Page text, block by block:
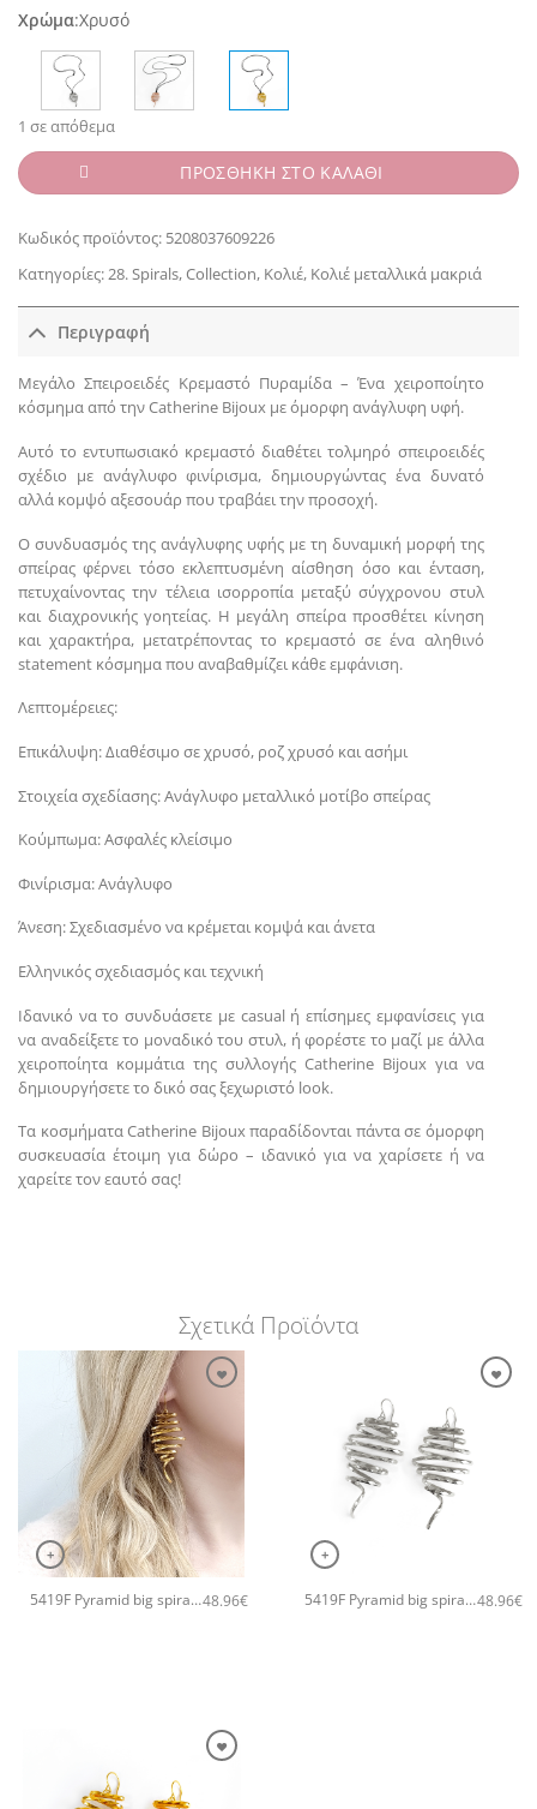
Χρώμα:Χρυσό
1 σε απόθεμα
ΠΡΟΣΘΗΚΗ ΣΤΟ ΚΑΛΑΘΙ
Κωδικός προϊόντος: 5208037609226
Κατηγορίες: 28. Spirals,Collection, Κολιέ, Κολιέ μεταλλικά μακριά
Περιγραφή
Μεγάλο Σπειροειδές Κρεμαστό Πυραμίδα – Ένα χειροποίητο
κόσμημα από την Catherine Bijoux με όμορφη ανάγλυφη υφή.
Αυτό το εντυπωσιακό κρεμαστό διαθέτει τολμηρό σπειροειδές
σχέδιο με ανάγλυφο φινίρισμα, δημιουργώντας ένα δυνατό
αλλά κομψό αξεσουάρ που τραβάει την προσοχή.
Ο συνδυασμός της ανάγλυφης υφής με τη δυναμική μορφή της
σπείρας φέρνει τόσο εκλεπτυσμένη αίσθηση όσο και ένταση,
πετυχαίνοντας την τέλεια ισορροπία μεταξύ σύγχρονου στυλ
και διαχρονικής γοητείας. Η μεγάλη σπείρα προσθέτει κίνηση
και χαρακτήρα, μετατρέποντας το κρεμαστό σε ένα αληθινό
statement κόσμημα που αναβαθμίζει κάθε εμφάνιση.
Λεπτομέρειες:
Επικάλυψη: Διαθέσιμο σε χρυσό, ροζ χρυσό και ασήμι
Στοιχεία σχεδίασης: Ανάγλυφο μεταλλικό μοτίβο σπείρας
Κούμπωμα: Ασφαλές κλείσιμο
Φινίρισμα: Ανάγλυφο
Άνεση: Σχεδιασμένο να κρέμεται κομψά και άνετα
Ελληνικός σχεδιασμός και τεχνική
Ιδανικό να το συνδυάσετε με casual ή επίσημες εμφανίσεις για
να αναδείξετε το μοναδικό του στυλ, ή φορέστε το μαζί με άλλα
χειροποίητα κομμάτια της συλλογής Catherine Bijoux για να
δημιουργήσετε το δικό σας ξεχωριστό look.
Τα κοσμήματα Catherine Bijoux παραδίδονται πάντα σε όμορφη
συσκευασία έτοιμη για δώρο – ιδανικό για να χαρίσετε ή να
χαρείτε τον εαυτό σας!
Σχετικά Προϊόντα
+
5419F Pyramid big spiral χειροποίητα σκουλαρίκια Catherine bijoux Ροζ χρυσό48.96€
+
5419F Pyramid big spiral χειροποίητα σκουλαρίκια Catherine bijoux Ασημί48.96€